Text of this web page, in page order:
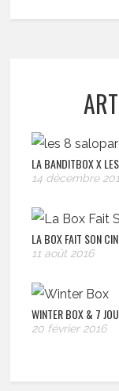
LA BANDITBOX X
14 décembre
LA BOX FAIT SON
11 août 2016
WINTER BOX & 7
20 février 2016